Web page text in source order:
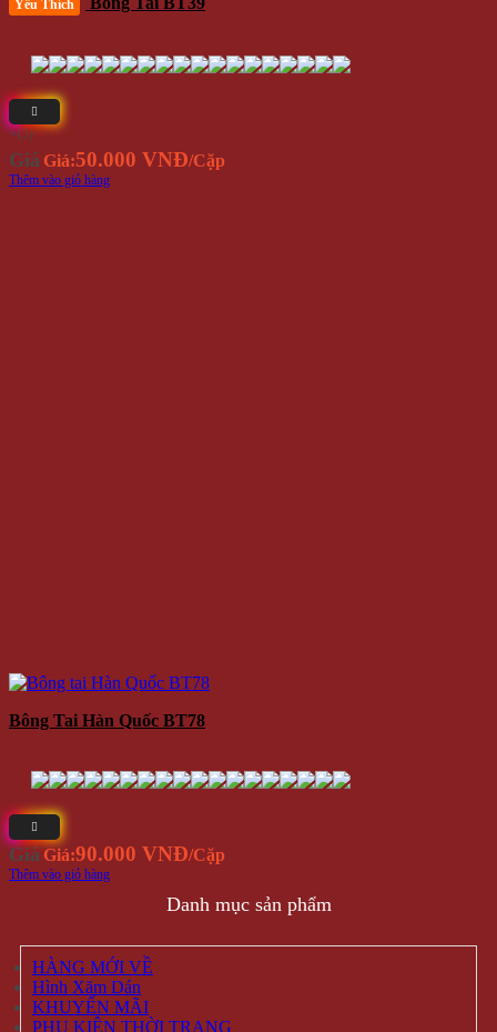
Yêu Thích
⭐(5)
Giá Giá:50.000 VNĐ/Cặp
Thêm vào giỏ hàng
Bông Tai Hàn Quốc BT78
Giá Giá:90.000 VNĐ/Cặp
Thêm vào giỏ hàng
Danh mục sản phẩm
HÀNG MỚI VỀ
Hình Xăm Dán
KHUYẾN MÃI
PHỤ KIỆN THỜI TRANG